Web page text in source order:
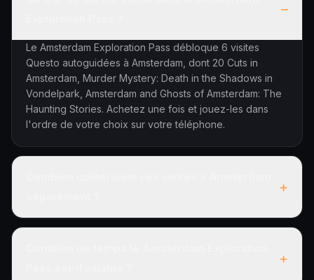
–
Le Amsterdam Exploration Pass débloque 6 visites
Questo autoguidées à Amsterdam, dont 20 Cuts in
Amsterdam, Murder Mystery: Death in the Shadows in
Vondelpark, Amsterdam and Ghosts of Amsterdam: The
Haunting Stories. Achetez une fois et jouez-les dans
l'ordre de votre choix sur votre téléphone.
+
+